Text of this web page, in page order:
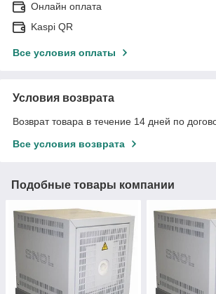
Онлайн оплата
Kaspi QR
Все условия оплаты
Условия возврата
Возврат товара в течение 14 дней по
Все условия возврата
Подобные товары компании